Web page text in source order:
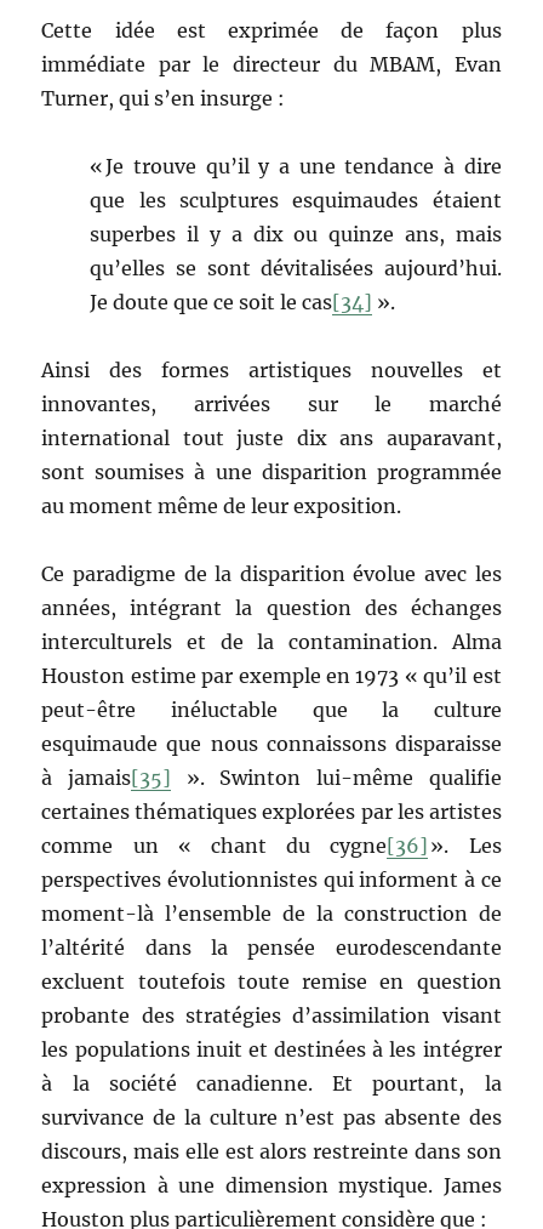
Cette idée est exprimée de façon plus
immédiate par le directeur du MBAM, Evan
Turner, qui s’en insurge :
« Je trouve qu’il y a une tendance à dire
que les sculptures esquimaudes étaient
superbes il y a dix ou quinze ans, mais
qu’elles se sont dévitalisées aujourd’hui.
Je doute que ce soit le cas[34] ».
Ainsi des formes artistiques nouvelles et
innovantes, arrivées sur le marché
international tout juste dix ans auparavant,
sont soumises à une disparition programmée
au moment même de leur exposition.
Ce paradigme de la disparition évolue avec les
années, intégrant la question des échanges
interculturels et de la contamination. Alma
Houston estime par exemple en 1973 « qu’il est
peut-être inéluctable que la culture
esquimaude que nous connaissons disparaisse
à jamais[35] ». Swinton lui-même qualifie
certaines thématiques explorées par les artistes
comme un « chant du cygne[36] ». Les
perspectives évolutionnistes qui informent à ce
moment-là l’ensemble de la construction de
l’altérité dans la pensée eurodescendante
excluent toutefois toute remise en question
probante des stratégies d’assimilation visant
les populations inuit et destinées à les intégrer
à la société canadienne. Et pourtant, la
survivance de la culture n’est pas absente des
discours, mais elle est alors restreinte dans son
expression à une dimension mystique. James
Houston plus particulièrement considère que :